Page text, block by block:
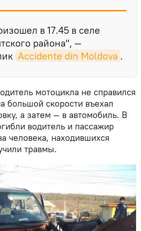
в 17.45 в селе
района", —
Accidente din Moldova .
мотоцикла не справился
большой скорости въехал
а затем — в автомобиль. В
водитель и пассажир
человека, находившихся
травмы.